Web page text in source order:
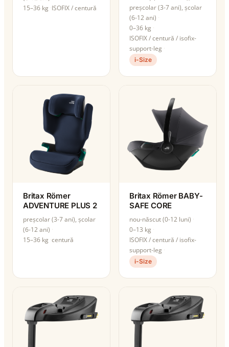
15–36 kg ISOFIX / centură
preșcolar (3-7 ani), școlar
(6-12 ani)
0–36 kg
ISOFIX / centură / isofix-
support-leg
i-Size
Britax Römer
ADVENTURE PLUS 2
preșcolar (3-7 ani), școlar
(6-12 ani)
15–36 kg centură
Britax Römer BABY-
SAFE CORE
nou-născut (0-12 luni)
0–13 kg
ISOFIX / centură / isofix-
support-leg
i-Size